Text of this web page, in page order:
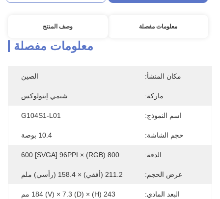
معلومات مفصلة وصف المنتج
معلومات مفصلة
مكان المنشأ: الصين
ماركة: شيمي إينولوكس
اسم النموذج: G104S1-L01
حجم الشاشة: 10.4 بوصة
الدقة: 800 (RGB) × 600 [SVGA] 96PPI
عرض الحجم: 211.2 (أفقي) × 158.4 (رأسي) ملم
البعد المادي: 243 (H) × 184 (V) × 7.3 (D) مم